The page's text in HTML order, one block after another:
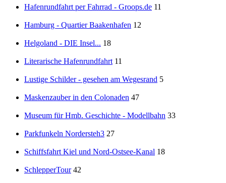
Hafenrundfahrt per Fahrrad - Groops.de 11
Hamburg - Quartier Baakenhafen 12
Helgoland - DIE Insel... 18
Literarische Hafenrundfahrt 11
Lustige Schilder - gesehen am Wegesrand 5
Maskenzauber in den Colonaden 47
Museum für Hmb. Geschichte - Modellbahn 33
Parkfunkeln Nordersteh3 27
Schiffsfahrt Kiel und Nord-Ostsee-Kanal 18
SchlepperTour 42